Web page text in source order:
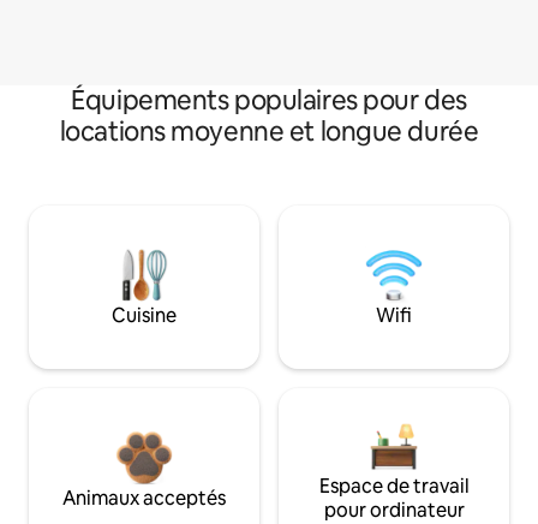
Équipements populaires pour des
locations moyenne et longue durée
Cuisine Wifi
Animaux acceptés
Espace de travail
pour ordinateur